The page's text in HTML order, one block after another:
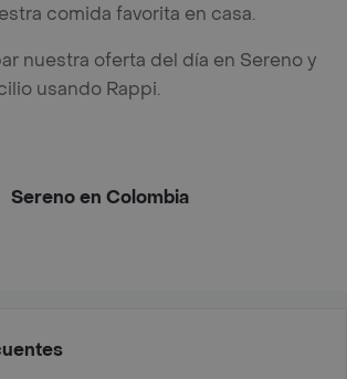
comida favorita en casa.
nuestra oferta del día en Sereno y
usando Rappi.
Sereno en Colombia